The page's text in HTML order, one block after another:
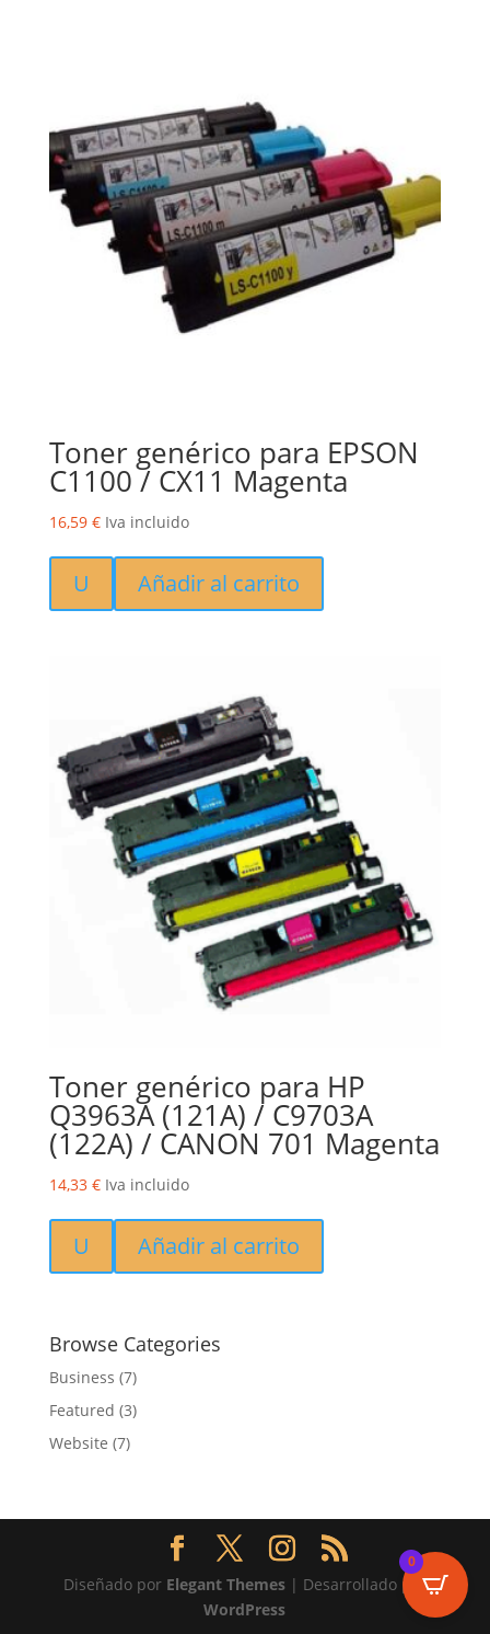
Toner genérico para EPSON
C1100 / CX11 Magenta
16,59 € Iva incluido
U Añadir al carrito
Toner genérico para HP
Q3963A (121A) / C9703A
(122A) / CANON 701 Magenta
14,33 € Iva incluido
U Añadir al carrito
Browse Categories
Business (7)
Featured (3)
Website (7)
Diseñado por Elegant Themes| Desarrollado por
WordPress
0